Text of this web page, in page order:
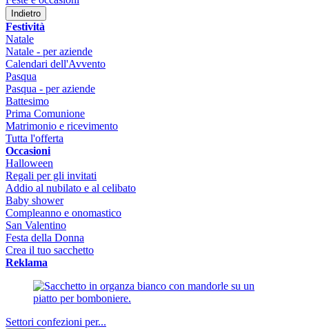
Indietro
Festività
Natale
Natale - per aziende
Calendari dell'Avvento
Pasqua
Pasqua - per aziende
Battesimo
Prima Comunione
Matrimonio e ricevimento
Tutta l'offerta
Occasioni
Halloween
Regali per gli invitati
Addio al nubilato e al celibato
Baby shower
Compleanno e onomastico
San Valentino
Festa della Donna
Crea il tuo sacchetto
Reklama
Settori confezioni per...